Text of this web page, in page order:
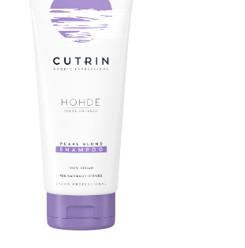
Показати ще
Догляд за шкірою
Догляд за шкірою обличчя
SHOT
SHOT